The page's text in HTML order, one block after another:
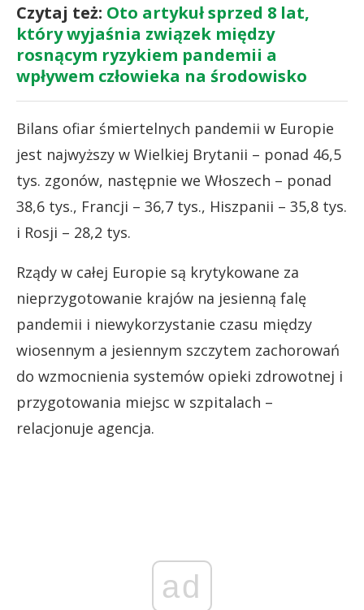
Czytaj też: Oto artykuł sprzed 8 lat,
który wyjaśnia związek między
rosnącym ryzykiem pandemii a
wpływem człowieka na środowisko
Bilans ofiar śmiertelnych pandemii w Europie
jest najwyższy w Wielkiej Brytanii – ponad 46,5
tys. zgonów, następnie we Włoszech – ponad
38,6 tys., Francji – 36,7 tys., Hiszpanii – 35,8 tys.
i Rosji – 28,2 tys.
Rządy w całej Europie są krytykowane za
nieprzygotowanie krajów na jesienną falę
pandemii i niewykorzystanie czasu między
wiosennym a jesiennym szczytem zachorowań
do wzmocnienia systemów opieki zdrowotnej i
przygotowania miejsc w szpitalach –
relacjonuje agencja.
ad